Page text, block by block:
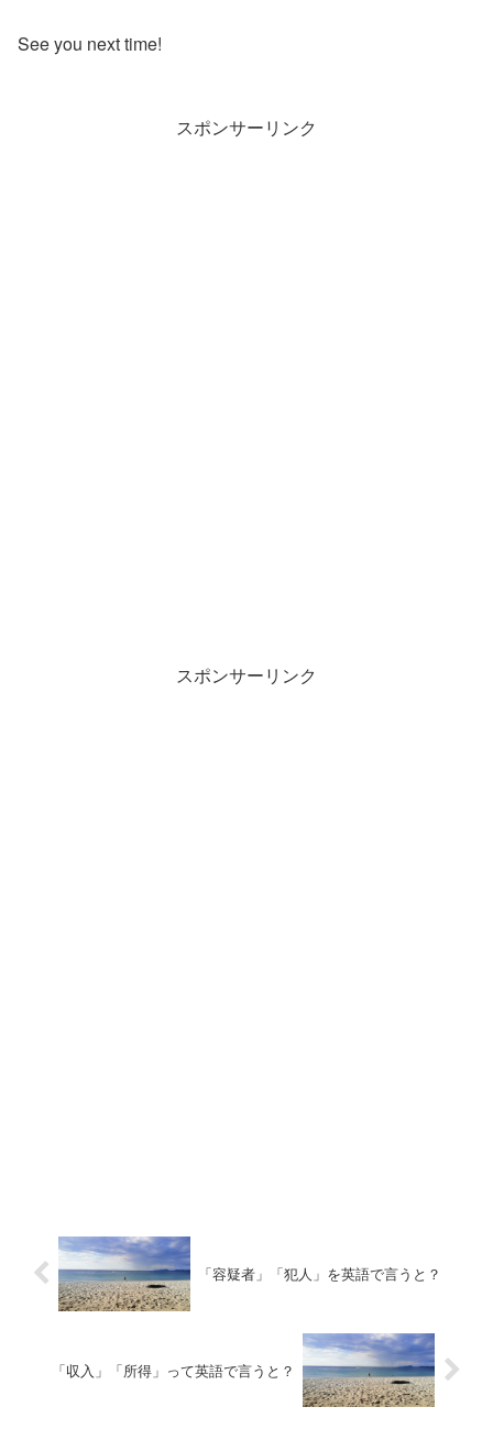
See you next time!
スポンサーリンク
スポンサーリンク
「容疑者」「犯人」を英語で言うと？
「収入」「所得」って英語で言うと？